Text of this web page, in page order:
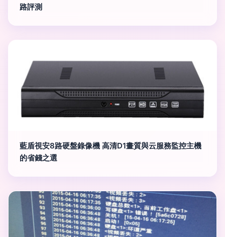
路評測
藍盾視安8路硬盤錄像機 高清D1畫質與云服務監控主機
的省錢之選